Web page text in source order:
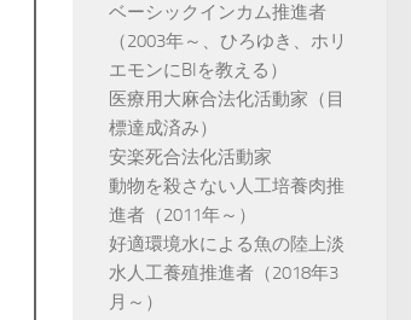
ベーシックインカム推進者
（2003年～、ひろゆき、ホリ
エモンにBIを教える）
医療用大麻合法化活動家（目
標達成済み）
安楽死合法化活動家
動物を殺さない人工培養肉推
進者（2011年～）
好適環境水による魚の陸上淡
水人工養殖推進者（2018年3
月～）